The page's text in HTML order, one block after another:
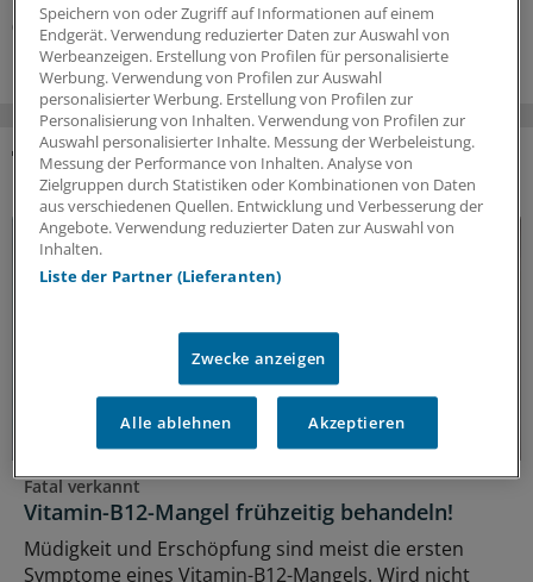
01.08.2026
DAS KÖNNTE SIE AUCH INTERESSIEREN
Fatal verkannt
Vitamin-B12-Mangel frühzeitig behandeln!
Müdigkeit und Erschöpfung sind meist die ersten
Symptome eines Vitamin-B12-Mangels. Wird nicht
Speichern von oder Zugriff auf Informationen auf einem
Endgerät. Verwendung reduzierter Daten zur Auswahl von
Werbeanzeigen. Erstellung von Profilen für personalisierte
Werbung. Verwendung von Profilen zur Auswahl
personalisierter Werbung. Erstellung von Profilen zur
Personalisierung von Inhalten. Verwendung von Profilen zur
Auswahl personalisierter Inhalte. Messung der Werbeleistung.
Messung der Performance von Inhalten. Analyse von
Zielgruppen durch Statistiken oder Kombinationen von Daten
aus verschiedenen Quellen. Entwicklung und Verbesserung der
Angebote. Verwendung reduzierter Daten zur Auswahl von
Inhalten.
Liste der Partner (Lieferanten)
Zwecke anzeigen
Alle ablehnen Akzeptieren